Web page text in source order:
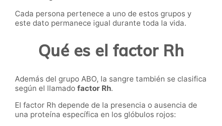
Cada persona pertenece a uno de estos grupos y
este dato permanece igual durante toda la vida.
Qué es el factor Rh
Además del grupo ABO, la sangre también se clasifica
según el llamado factor Rh.
El factor Rh depende de la presencia o ausencia de
una proteína específica en los glóbulos rojos: